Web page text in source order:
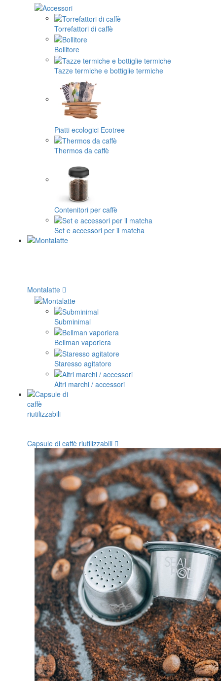
Torrefattori di caffè
Bollitore
Tazze termiche e bottiglie termiche
Piatti ecologici Ecotree
Thermos da caffè
Contenitori per caffè
Set e accessori per il matcha
Montalatte
Subminimal
Bellman vaporiera
Staresso agitatore
Altri marchi / accessori
Capsule di caffè riutilizzabili